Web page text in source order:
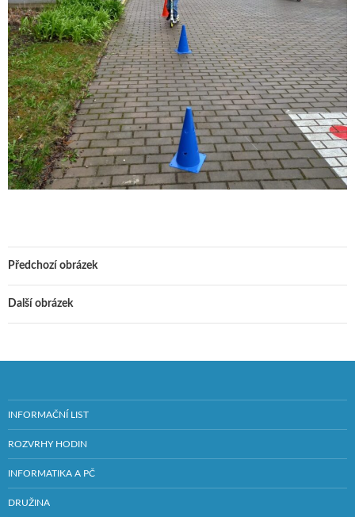
Předchozí obrázek
Další obrázek
INFORMAČNÍ LIST
ROZVRHY HODIN
INFORMATIKA A PČ
DRUŽINA